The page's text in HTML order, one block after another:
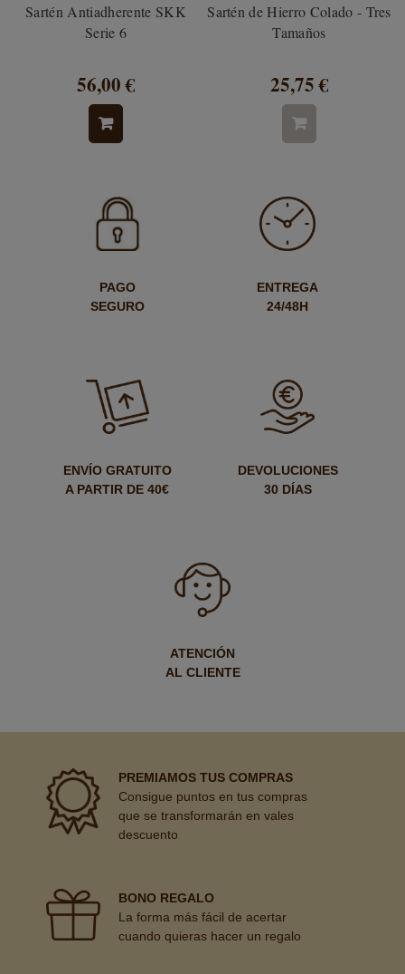
Sartén Antiadherente SKK
Serie 6
56,00 €
Sartén de Hierro Colado - Tres
Tamaños
25,75 €
PAGO
SEGURO
ENTREGA
24/48H
ENVÍO GRATUITO
A PARTIR DE 40€
DEVOLUCIONES
30 DÍAS
ATENCIÓN
AL CLIENTE
PREMIAMOS TUS COMPRAS
Consigue puntos en tus compras
que se transformarán en vales
descuento
BONO REGALO
La forma más fácil de acertar
cuando quieras hacer un regalo